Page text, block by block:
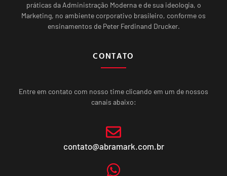
práticas da Administração Moderna e de sua ideologia, o
Marketing, no ambiente corporativo brasileiro, conforme os
ensinamentos de Peter Ferdinand Drucker.
CONTATO
Entre em contato com nosso time clicando em um de nossos
canais abaixo:
contato@abramark.com.br